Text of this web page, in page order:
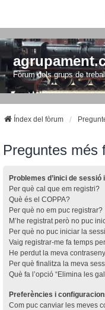
Fòrum dels grups de
Índex del fòrum
Preguntes més
Problemes d’inici de sessió
Per què cal que em registri?
Què és el COPPA?
Per què no em puc registrar?
M’he registrat però no puc
Per què no puc iniciar la
Vaig registrar-me fa temps
He perdut la meva
Per què finalitza la meva
Què fa l’opció “Elimina les
Preferències i
Com puc canviar les meves